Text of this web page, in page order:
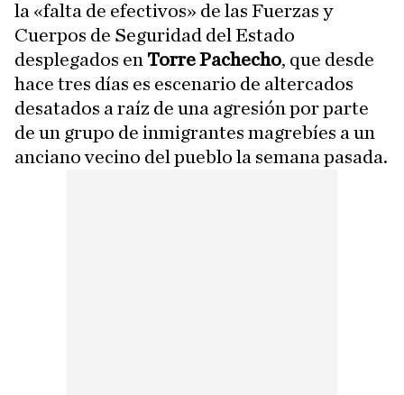
la «falta de efectivos» de las Fuerzas y
Cuerpos de Seguridad del Estado
desplegados en Torre Pachecho, que desde
hace tres días es escenario de altercados
desatados a raíz de una agresión por parte
de un grupo de inmigrantes magrebíes a un
anciano vecino del pueblo la semana pasada.